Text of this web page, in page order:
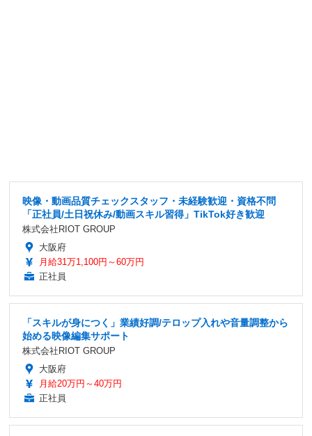
映像・動画品質チェックスタッフ・未経験歓迎・資格不問
「正社員/土日祝休み/動画スキル習得」TikTok好き歓迎
株式会社RIOT GROUP
大阪府
月給31万1,100円～60万円
正社員
「スキルが身につく」業績好調/テロップ入れや音量調整から
始める映像編集サポート
株式会社RIOT GROUP
大阪府
月給20万円～40万円
正社員